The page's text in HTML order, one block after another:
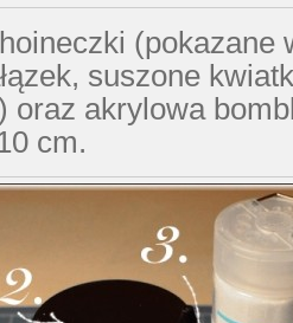
(pokazane
suszone
oraz akrylowa
cm.